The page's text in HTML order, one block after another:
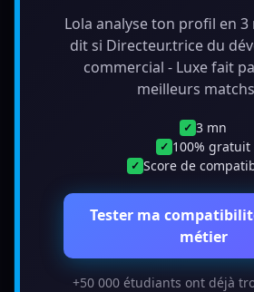
Lola analyse ton profil en
dit si Directeur.trice du
commercial - Luxe fait
meilleurs matchs
✓ 3 mn
✓ 100% gratuit
✓ Score de
Tester ma
métier
+50 000 étudiants ont déjà